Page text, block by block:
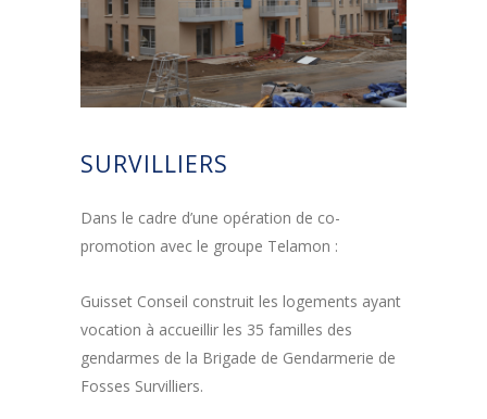
SURVILLIERS
Dans le cadre d’une opération de co-
promotion avec le groupe Telamon :
Guisset Conseil construit les logements ayant
vocation à accueillir les 35 familles des
gendarmes de la Brigade de Gendarmerie de
Fosses Survilliers.